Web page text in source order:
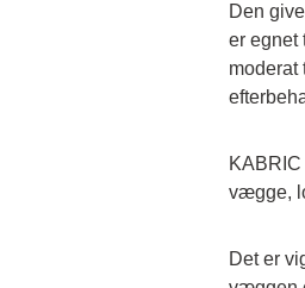
Den
er egnet
moderat
vægge,
Det er